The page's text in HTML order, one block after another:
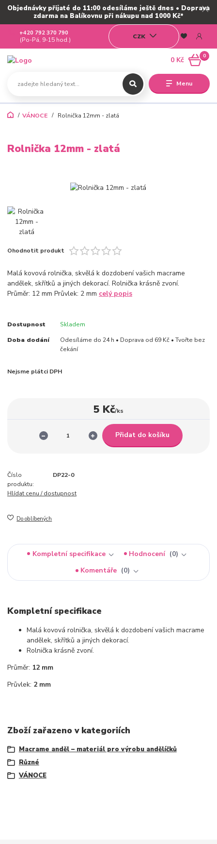
Objednávky přijaté do 11:00 odesíláme ještě dnes • Doprava
zdarma na Balíkovnu při nákupu nad 1000 Kč*
Menu
CZK
+420 792 370 790
(Po-Pá, 9-15 hod.)
0
0 Kč
VÁNOCE Rolnička 12mm - zlatá
Rolnička 12mm - zlatá
Ohodnotit produkt
Malá kovová rolnička, skvělá k dozdobení vašich macrame
andělek, skřítků a jiných dekorací. Rolnička krásně zvoní.
Průměr: 12 mm Průvlek: 2 mm celý popis
Dostupnost Skladem
Doba dodání
Odesíláme do 24 h • Doprava od 69 Kč • Tvořte bez
čekání
Nejsme plátci DPH
5 Kč/ks
Přidat do košíku
Číslo
produktu:
DP22-0
Hlídat cenu / dostupnost
Do oblíbených
Kompletní specifikace Hodnocení
0
Komentáře
0
Kompletní specifikace
Malá kovová rolnička, skvělá k dozdobení vašich macrame
andělek, skřítků a jiných dekorací.
Rolnička krásně zvoní.
Průměr: 12 mm
Průvlek: 2 mm
Zboží zařazeno v kategoriích
Macrame anděl – materiál pro výrobu andělíčků
Různé
VÁNOCE